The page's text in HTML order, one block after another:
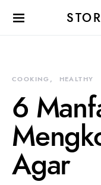
COOKING HEALTHY
6
Agar